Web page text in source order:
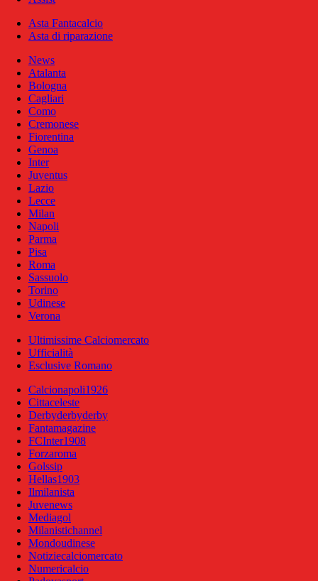
Asta Fantacalcio
Asta di riparazione
News
Atalanta
Bologna
Cagliari
Como
Cremonese
Fiorentina
Genoa
Inter
Juventus
Lazio
Lecce
Milan
Napoli
Parma
Pisa
Roma
Sassuolo
Torino
Udinese
Verona
Ultimissime Calciomercato
Ufficialità
Esclusive Romano
Calcionapoli1926
Cittaceleste
Derbyderbyderby
Fantamagazine
FCInter1908
Forzaroma
Golssip
Hellas1903
Ilmilanista
Juvenews
Mediagol
Milanistichannel
Mondoudinese
Notiziecalciomercato
Numericalcio